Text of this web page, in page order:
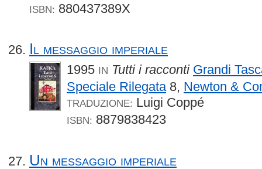
ISBN: 880437389X
Il messaggio imperiale
1995 IN Tutti i racconti Grandi
Speciale Rilegata8, Newton &
TRADUZIONE: Luigi Coppé
ISBN: 8879838423
Un messaggio imperiale